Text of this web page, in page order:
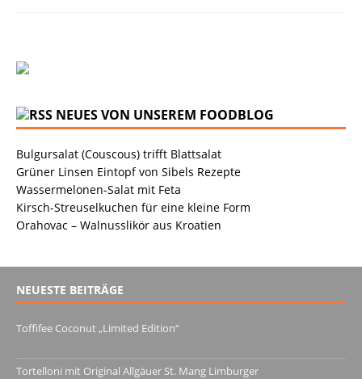
NEUES VON UNSEREM FOODBLOG
Bulgursalat (Couscous) trifft Blattsalat
Grüner Linsen Eintopf von Sibels Rezepte
Wassermelonen-Salat mit Feta
Kirsch-Streuselkuchen für eine kleine Form
Orahovac – Walnusslikör aus Kroatien
NEUESTE BEITRÄGE
Toffifee Coconut „Limited Edition“
Tortelloni mit Original Allgäuer St. Mang Limburger